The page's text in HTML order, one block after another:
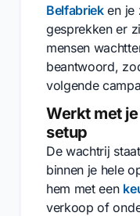
Belfabrieken je
gesprekken er
mensen
beantwoord,
volgende
Werkt met
setup
De wachtrij
binnen je hele
hem met een
verkoop of